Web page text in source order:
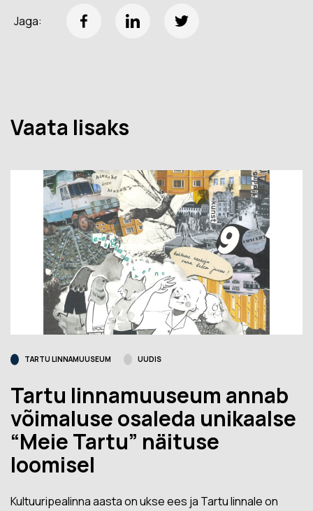
Jaga:
Vaata lisaks
TARTU LINNAMUUSEUM UUDIS
Tartu linnamuuseum annab
võimaluse osaleda unikaalse
“Meie Tartu” näituse
loomisel
Kultuuripealinna aasta on ukse ees ja Tartu linnale on